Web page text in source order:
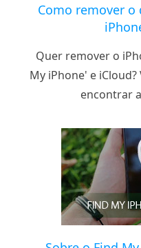
Como remover
Quer remover o
My iPhone' e
encontrar